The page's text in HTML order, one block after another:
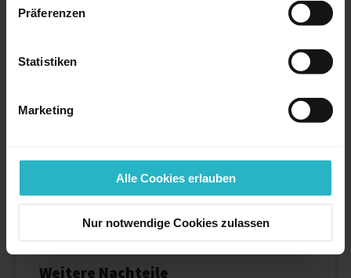
Präferenzen
Statistiken
Marketing
Alle Cookies erlauben
Nur notwendige Cookies zulassen
Weitere Nachteile